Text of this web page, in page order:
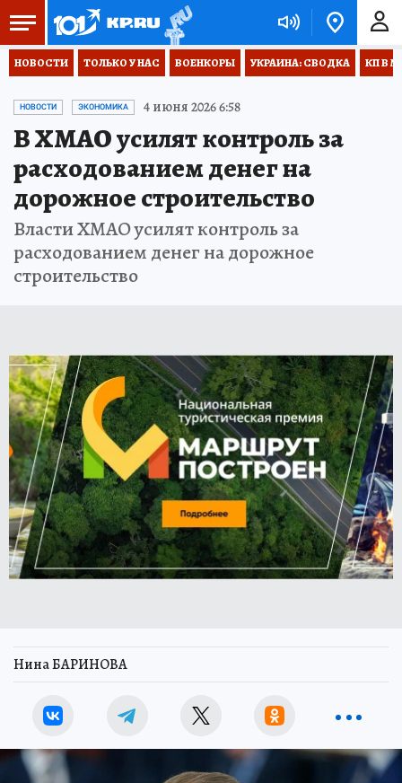
НОВОСТИ ТОЛЬКО У НАС ВОЕНКОРЫ УКРАИНА: СВОДКА КП В
НОВОСТИ ЭКОНОМИКА 4 июня 2026 6:58
В ХМАО усилят контроль за
расходованием денег на
дорожное строительство
Власти ХМАО усилят контроль за
расходованием денег на дорожное
строительство
Нина БАРИНОВА